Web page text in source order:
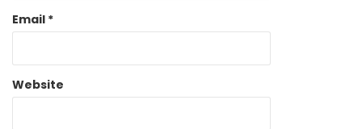
Email *
Website